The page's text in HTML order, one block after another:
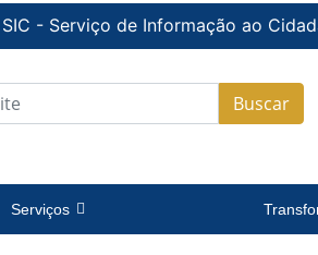
SIC - Serviço de Informação ao
Buscar
Serviços